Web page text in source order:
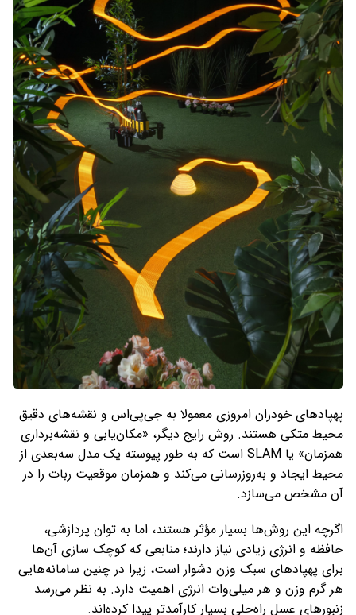
پهپادهای خودران امروزی معمولا به جی‌پی‌اس و نقشه‌های دقیق
محیط متکی هستند. روش رایج دیگر، «مکان‌یابی و نقشه‌برداری
همزمان» یا SLAM است که به ‌طور پیوسته یک مدل سه‌بعدی از
محیط ایجاد و به‌روزرسانی می‌کند و همزمان موقعیت ربات را در
آن مشخص می‌سازد.
اگرچه این روش‌ها بسیار مؤثر هستند، اما به توان پردازشی،
حافظه و انرژی زیادی نیاز دارند؛ منابعی که کوچک ‌سازی آن‌ها
برای پهپادهای سبک ‌وزن دشوار است، زیرا در چنین سامانه‌هایی
هر گرم وزن و هر میلی‌وات انرژی اهمیت دارد. به نظر می‌رسد
زنبورهای عسل راه‌حلی بسیار کارآمدتر پیدا کرده‌اند.